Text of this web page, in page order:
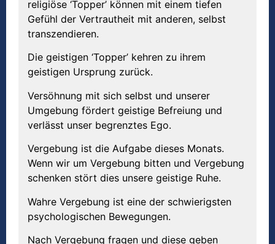
religiöse ‘Topper’ können mit einem tiefen
Gefühl der Vertrautheit mit anderen, selbst
transzendieren.
Die geistigen ‘Topper’ kehren zu ihrem
geistigen Ursprung zurück.
Versöhnung mit sich selbst und unserer
Umgebung fördert geistige Befreiung und
verlässt unser begrenztes Ego.
Vergebung ist die Aufgabe dieses Monats.
Wenn wir um Vergebung bitten und Vergebung
schenken stört dies unsere geistige Ruhe.
Wahre Vergebung ist eine der schwierigsten
psychologischen Bewegungen.
Nach Vergebung fragen und diese geben